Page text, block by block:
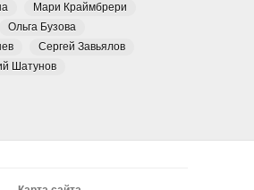
Мари Краймбрери
Ольга Бузова
Сергей Завьялов
Шатунов